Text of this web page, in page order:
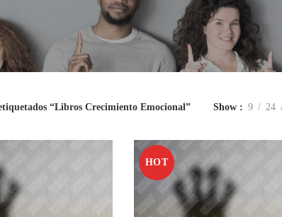
“Libros Crecimiento Emocional” Show 9 24
HOT